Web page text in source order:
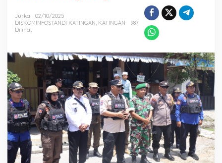
Jurka
02/10/2025
DISKOMINFOSTANDI KATINGAN, KATINGAN
987
Dilihat